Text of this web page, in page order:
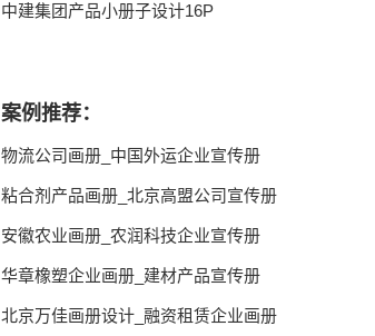
中建集团产品小册子设计16P
案例推荐：
物流公司画册_中国外运企业宣传册
粘合剂产品画册_北京高盟公司宣传册
安徽农业画册_农润科技企业宣传册
华章橡塑企业画册_建材产品宣传册
北京万佳画册设计_融资租赁企业画册